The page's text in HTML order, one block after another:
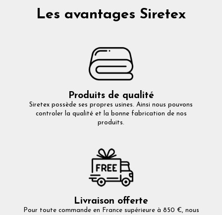
Les avantages Siretex
Produits de qualité
Siretex possède ses propres usines. Ainsi nous pouvons
controler la qualité et la bonne fabrication de nos
produits.
Livraison offerte
Pour toute commande en France supérieure à 850 €, nous